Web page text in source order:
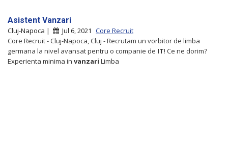
Asistent Vanzari
Cluj-Napoca | Jul 6, 2021 Core Recruit
Core Recruit - Cluj-Napoca, Cluj - Recrutam un vorbitor de limba
germana la nivel avansat pentru o companie de IT! Ce ne dorim?
Experienta minima in vanzari Limba